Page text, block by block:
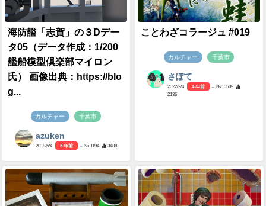
海防艦「志賀」の３Dデー
タ05（データ作成：1/200
艦船模型倶楽部マイロン
氏） 画像出典：https://blo
g...
カルチャー 千葉市
azuken
2018/5/4 8 年前 - №3194 3488
ことわざコラージュ #019
カルチャー 千葉市
さぽて
2022/2/4 4 年前
- №10509
2136